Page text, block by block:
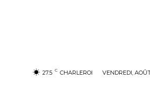
27.5 C CHARLEROI VENDREDI,